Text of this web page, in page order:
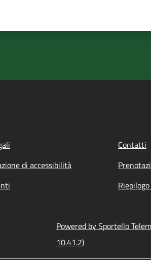
Contatti
di accessibilità
Powered by Sportello
10.41.2)